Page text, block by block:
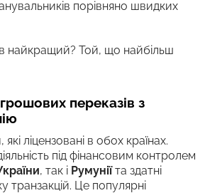
порівняно швидких
найкращий? Той, що найбільш
переказів з
ліцензовані в обох країнах.
під фінансовим контролем
, так і Румуніїта здатні
транзакцій. Це популярні